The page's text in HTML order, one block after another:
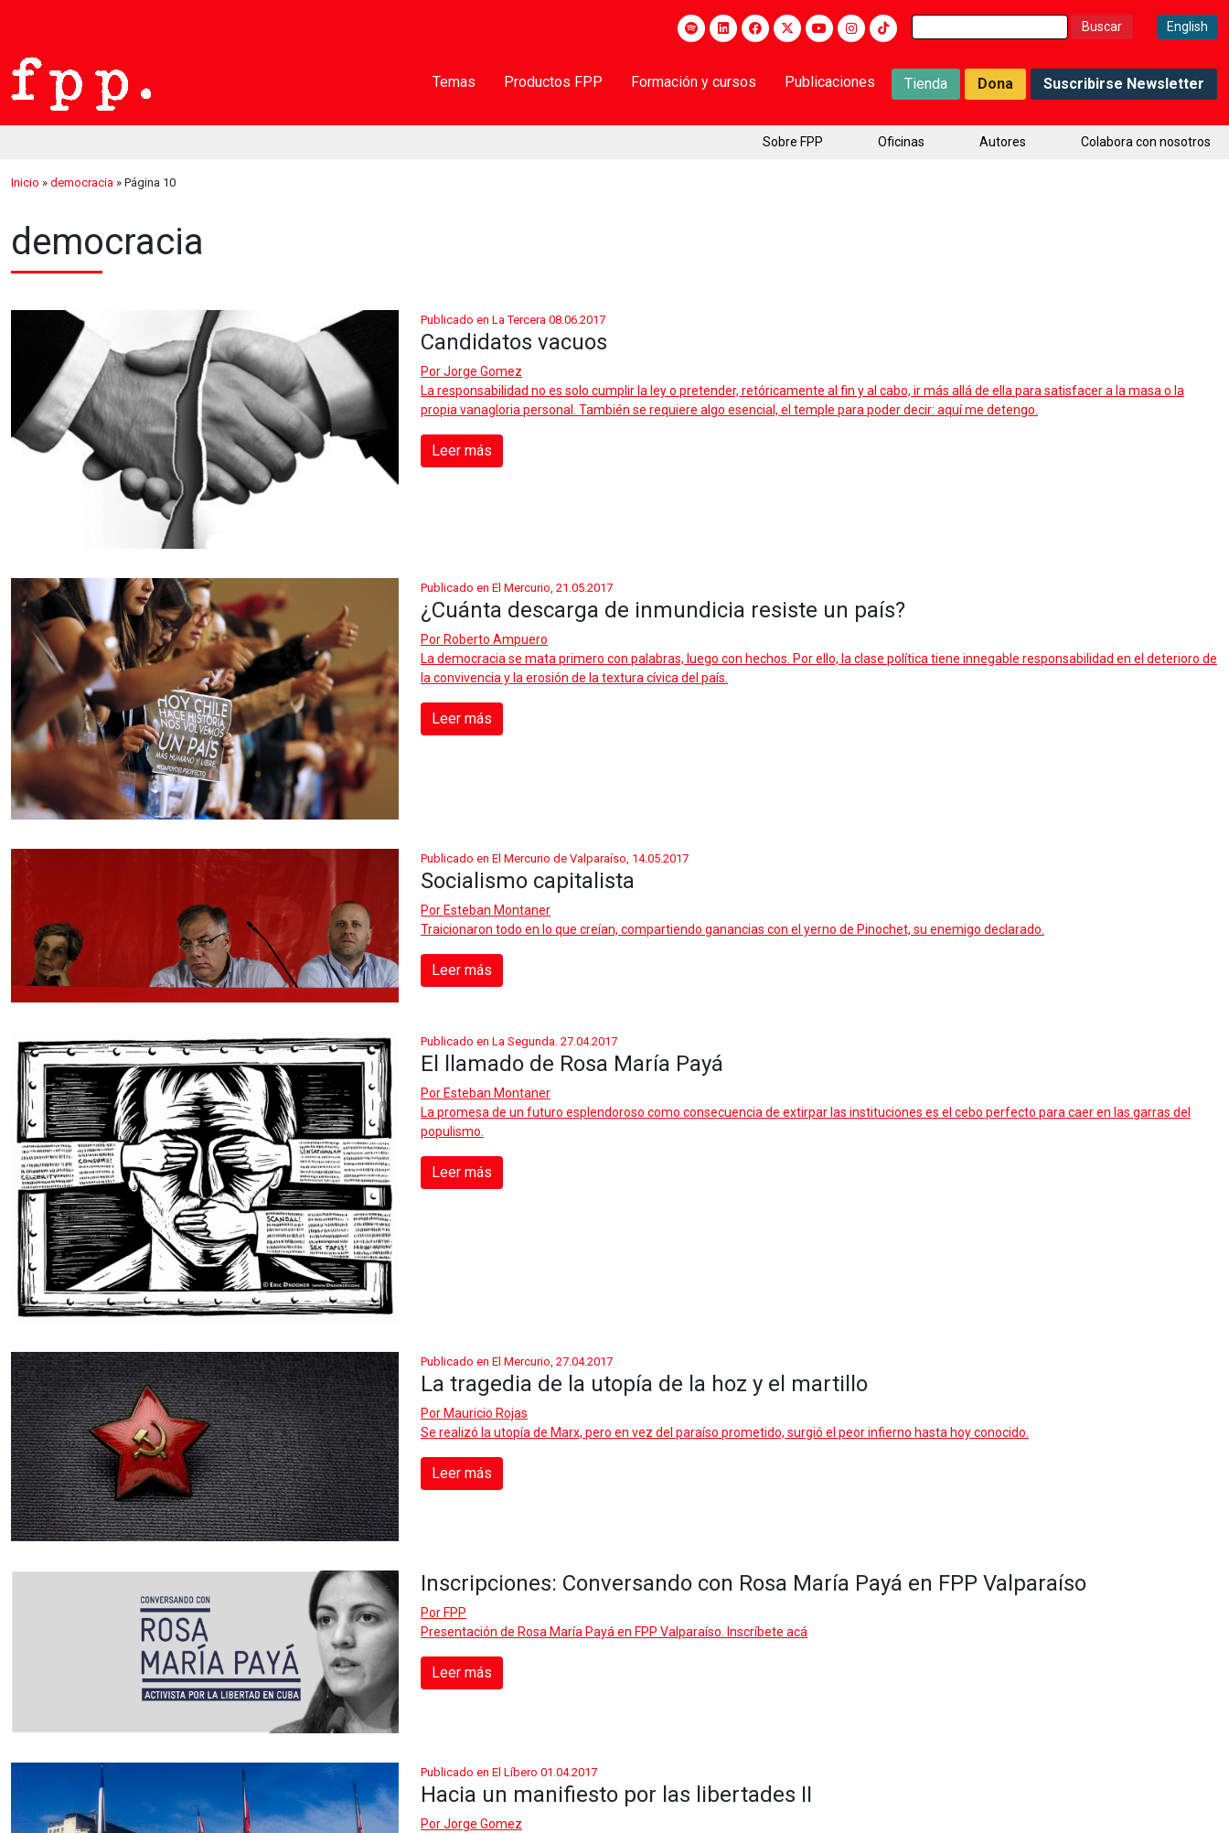
Buscar: English
Temas Productos FPP Formación y cursos Publicaciones Tienda Dona Suscribirse Newsletter
Sobre FPP Oficinas Autores Colabora con nosotros
Inicio » democracia » Página 10
democracia
Publicado en La Tercera 08.06.2017
Candidatos vacuos
PorJorge Gomez
La responsabilidad no es solo cumplir la ley o pretender, retóricamente al fin y al cabo, ir más allá de ella para satisfacer a la masa o la
propia vanagloria personal. También se requiere algo esencial, el temple para poder decir: aquí me detengo.
Leer más
Publicado en El Mercurio, 21.05.2017
¿Cuánta descarga de inmundicia resiste un país?
Por Roberto Ampuero
La democracia se mata primero con palabras, luego con hechos. Por ello, la clase política tiene innegable responsabilidad en el deterioro de
la convivencia y la erosión de la textura cívica del país.
Leer más
Publicado en El Mercurio de Valparaíso, 14.05.2017
Socialismo capitalista
Por Esteban Montaner
Traicionaron todo en lo que creían, compartiendo ganancias con el yerno de Pinochet, su enemigo declarado.
Leer más
Publicado en La Segunda. 27.04.2017
El llamado de Rosa María Payá
Por Esteban Montaner
La promesa de un futuro esplendoroso como consecuencia de extirpar las instituciones es el cebo perfecto para caer en las garras del
populismo.
Leer más
Publicado en El Mercurio, 27.04.2017
La tragedia de la utopía de la hoz y el martillo
Por Mauricio Rojas
Se realizó la utopía de Marx, pero en vez del paraíso prometido, surgió el peor infierno hasta hoy conocido.
Leer más
Inscripciones: Conversando con Rosa María Payá en FPP Valparaíso
Por FPP
Presentación de Rosa María Payá en FPP Valparaíso. Inscríbete acá
Leer más
Publicado en El Líbero 01.04.2017
Hacia un manifiesto por las libertades II
PorJorge Gomez